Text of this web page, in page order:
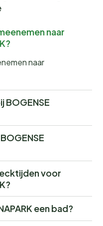
naar
naar
BOGENSE
voor
een bad?